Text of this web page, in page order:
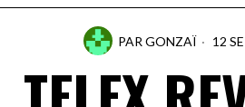
PAR GONZAÏ 12